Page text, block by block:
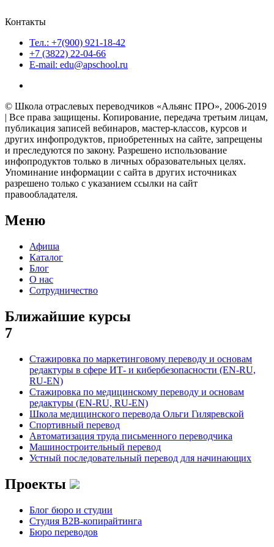
Контакты
Тел.: +7(900) 921-18-42
+7 (3822) 22-04-66
E-mail: edu@apschool.ru
© Школа отраслевых переводчиков «Альянс ПРО», 2006-2019
| Все права защищены. Копирование, передача третьим лицам,
публикация записей вебинаров, мастер-классов, курсов и
других инфопродуктов, приобретенных на сайте, запрещены
и преследуются по закону. Разрешено использование
инфопродуктов только в личных образовательных целях.
Упоминание информации с сайта в других источниках
разрешено только с указанием ссылки на сайт
правообладателя.
Меню
Афиша
Каталог
Блог
О нас
Сотрудничество
Ближайшие курсы
7
Стажировка по маркетинговому переводу и основам
редактуры в сфере ИТ- и кибербезопасности (EN-RU,
RU-EN)
Стажировка по медицинскому переводу и основам
редактуры (EN-RU, RU-EN)
Школа медицинского перевода Ольги Гиляревской
Спортивный перевод
Автоматизация труда письменного переводчика
Машиностроительный перевод
Устный последовательный перевод для начинающих
Проекты
Блог бюро и студии
Студия B2B-копирайтинга
Бюро переводов